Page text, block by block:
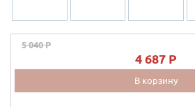
5 040 P
4 687 P
В корзину